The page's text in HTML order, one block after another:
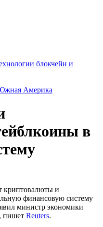
блокчейн и
Америка
в
криптовалюты и
финансовую систему
министр экономики
пишет Reuters.